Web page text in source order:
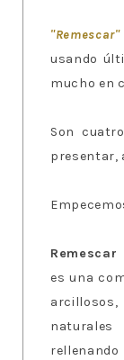
"Remescar"
usando
mucho en
Son
presentar,
es una